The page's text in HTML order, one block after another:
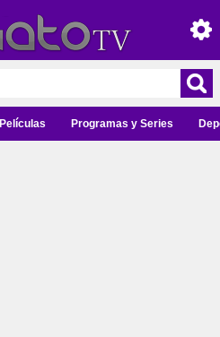
Películas Programas y Series